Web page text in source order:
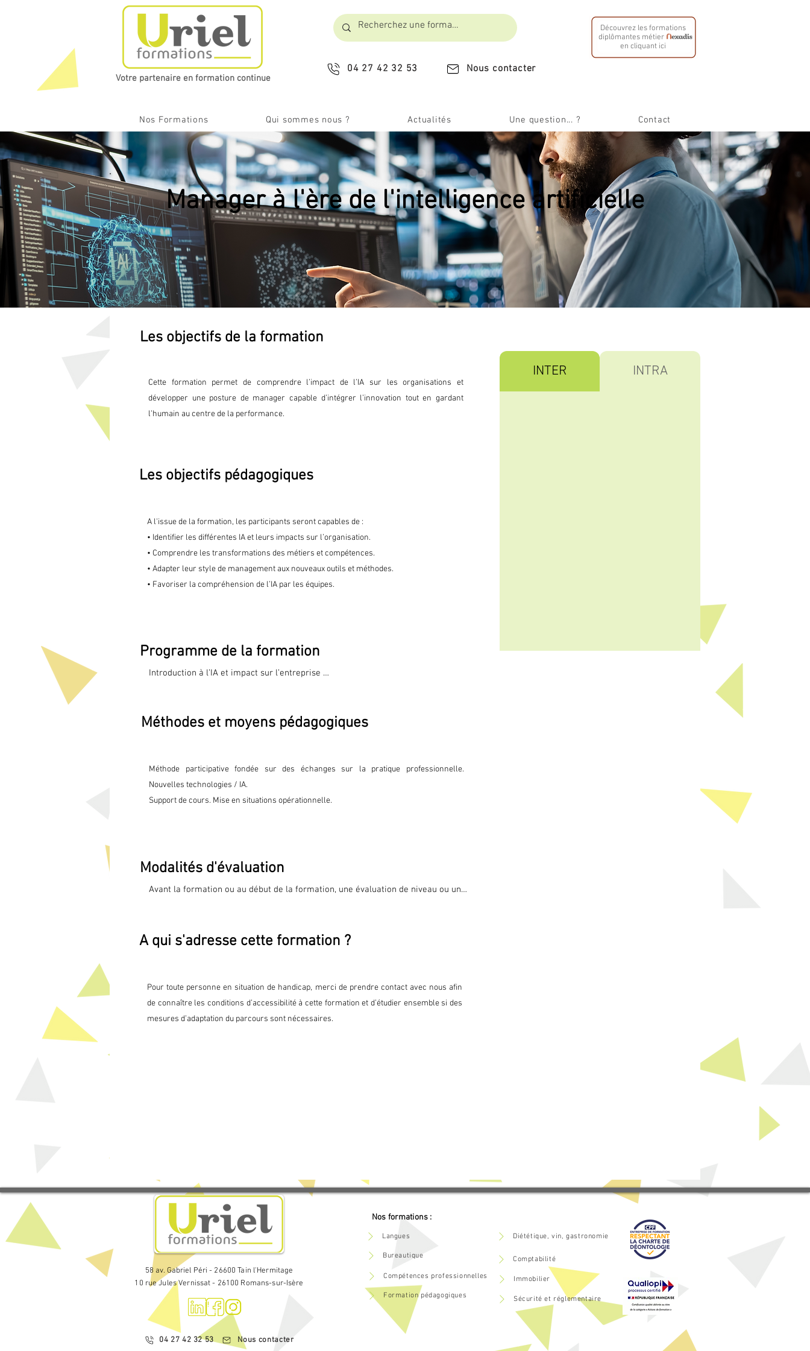
Votre partenaire en formation continue​​
04 27 42 32 53 Nous contacter
Découvrez les formations
diplômantes métier
en cliquant ici
Nos Formations Qui sommes nous ? Actualités Une question... ? Contact
Manager à l'ère de l'intelligence artificielle
Les objectifs de la formation
Cette formation permet de comprendre l’impact de l’IA sur les organisations et
développer une posture de manager capable d’intégrer l’innovation tout en gardant
l’humain au centre de la performance.
Les objectifs pédagogiques
A l'issue de la formation, les participants seront capables de :
• Identifier les différentes IA et leurs impacts sur l’organisation.
• Comprendre les transformations des métiers et compétences.
• Adapter leur style de management aux nouveaux outils et méthodes.
• Favoriser la compréhension de l’IA par les équipes.
Programme de la formation
Introduction à l’IA et impact sur l’entreprise
Evolution des compétences et rôles
Management adapté à l’IA
• Méthodes de management  innovation-friendly
Méthodes et moyens pédagogiques
Méthode participative fondée sur des échanges sur la pratique professionnelle.
Nouvelles technologies / IA.
Support de cours. Mise en situations opérationnelle.
Modalités d'évaluation
Avant la formation ou au début de la formation, une évaluation de niveau ou un
d'évaluation de stage destiné à améliorer nos services dans une démarche de
Environ un mois après la fin de la formation, un questionnaire à froid est envoyé
A qui s'adresse cette formation ?
Pour toute personne en situation de handicap, merci de prendre contact avec nous afin
de connaître les conditions d’accessibilité à cette formation et d’étudier ensemble si des
mesures d’adaptation du parcours sont nécessaires.
INTER INTRA
58 av. Gabriel Péri - 26600 Tain l'Hermitage
10 rue Jules Vernissat - 26100 Romans-sur-Isère
Nos formations :
Langues Diététique, vin, gastronomie
Comptabilité
Immobilier
Sécurité et réglementaire
04 27 42 32 53 Nous contacter
Bureautique
Compétences professionnelles
Formation pédagogiques